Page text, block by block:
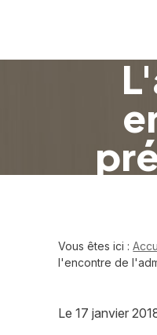
Vous êtes ici :
l'encontre de
Le17 janvier